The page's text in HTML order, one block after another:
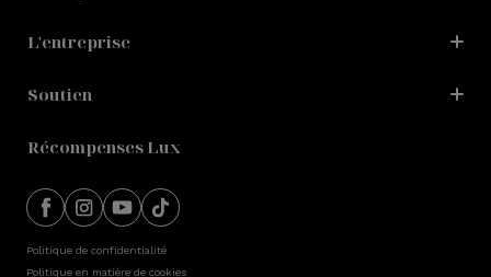
L'entreprise
Soutien
Récompenses Lux
Politique de confidentialité
Politique en matière de cookies